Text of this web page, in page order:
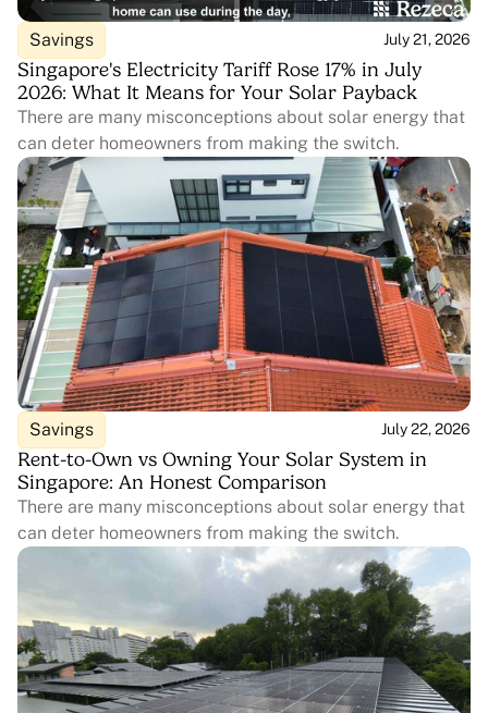
Savings July 21, 2026
Singapore's Electricity Tariff Rose 17% in July
2026: What It Means for Your Solar Payback
There are many misconceptions about solar energy that
can deter homeowners from making the switch.
Savings July 22, 2026
Rent-to-Own vs Owning Your Solar System in
Singapore: An Honest Comparison
There are many misconceptions about solar energy that
can deter homeowners from making the switch.